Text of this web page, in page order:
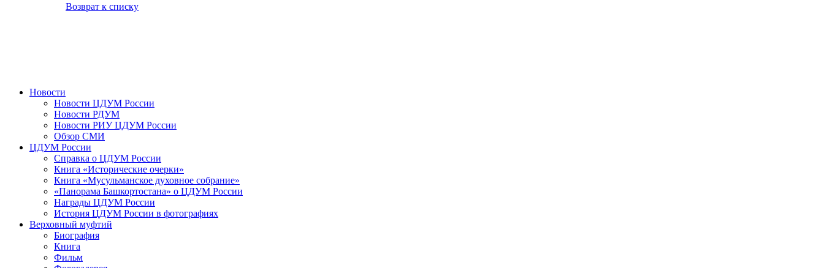
Возврат к списку
Новости
Новости ЦДУМ России
Новости РДУМ
Новости РИУ ЦДУМ России
Обзор СМИ
ЦДУМ России
Справка о ЦДУМ России
Книга «Исторические очерки»
Книга «Мусульманское духовное собрание»
«Панорама Башкортостана» о ЦДУМ России
Награды ЦДУМ России
История ЦДУМ России в фотографиях
Верховный муфтий
Биография
Книга
Фильм